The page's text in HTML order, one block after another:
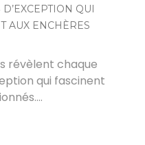
QUI
AUX ENCHÈRES
révèlent chaque
qui fascinent